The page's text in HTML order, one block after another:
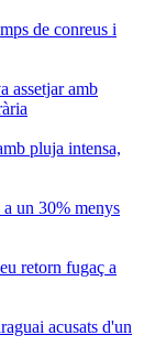
de conreus i
assetjar amb
pluja intensa,
un 30% menys
retorn fugaç a
acusats d'un